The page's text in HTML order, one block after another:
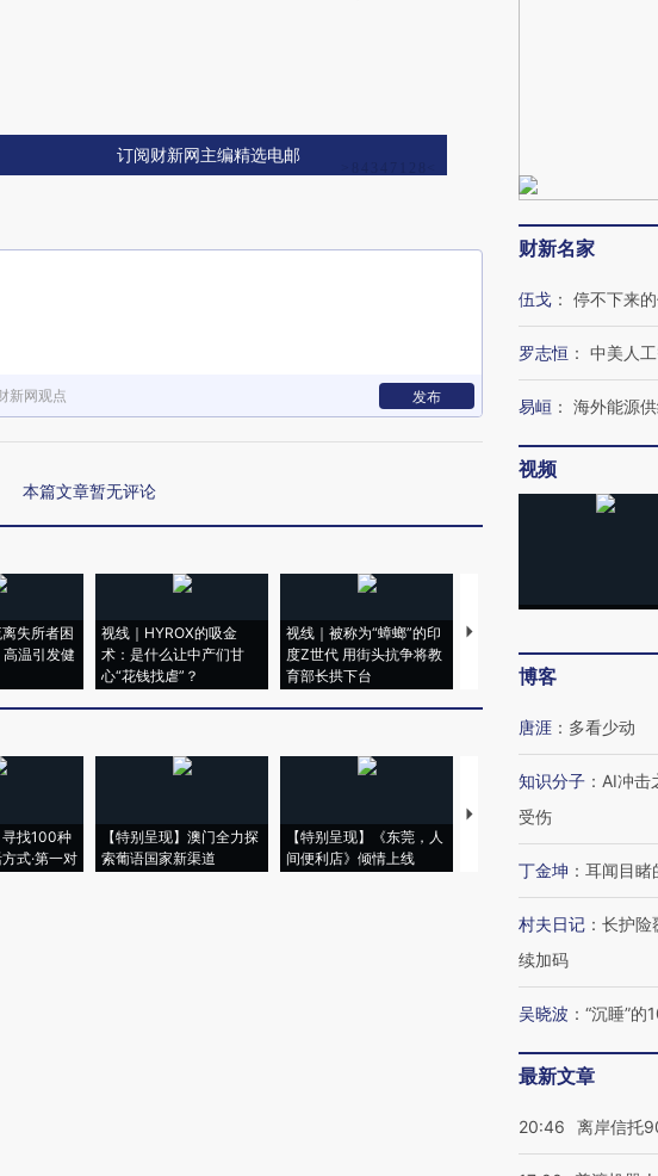
订阅财新网主编精选电邮
新网观点 发布
本篇文章暂无评论
失所者困
高温引发健
视线｜HYROX的吸金
术：是什么让中产们甘
心“花钱找虐”？
视线｜被称为“蟑螂”的印
度Z世代 用街头抗争将教
育部长拱下台
视线｜“入侵”还是“人道危
机”？难民潮撕裂西班牙
飞地休达
寻找100种
式·第一对
【特别呈现】澳门全力探
索葡语国家新渠道
【特别呈现】《东莞，人
间便利店》倾情上线
【推广】走进第四届链博
财新名家
伍戈 ： 停不下来
罗志恒 ： 中美人
易峘 ： 海外能源
视频
博客
唐涯 ： 多看少动
知识分子 ： AI冲击
受伤
丁金坤 ： 耳闻目睹
村夫日记 ： 长护险
续加码
吴晓波 ： “沉睡”的
最新文章
20:46 离岸信托